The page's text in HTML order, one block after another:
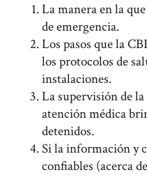
La manera en la
de emergencia.
Los pasos que la
los protocolos de
instalaciones.
La supervisión de
atención médica
detenidos.
Si la información y
confiables (acerca